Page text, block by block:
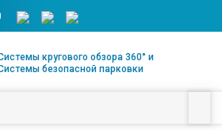
кругового обзора 360° и
безопасной парковки